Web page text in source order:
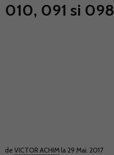
010, 091 si 098
deVICTOR ACHIM la 29 Mai. 2017